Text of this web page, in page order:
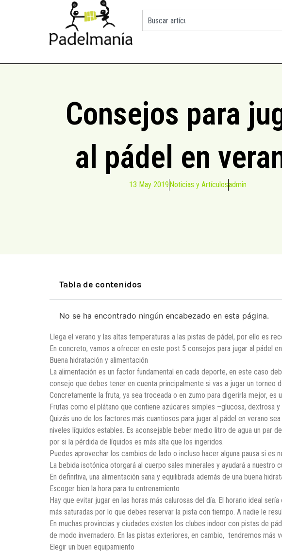
Consejos para
al pádel en
13 May 2019Noticias y Artículosadmin
Tabla de contenidos
No se ha encontrado ningún encabezado en esta página.
Llega el verano y las altas temperaturas a las pistas de pádel, por ello es
En concreto, vamos a ofrecer en este post 5 consejos para jugar al pádel
Buena hidratación y alimentación
La alimentación es un factor fundamental en cada deporte, en este caso
consejo que debes tener en cuenta principalmente si vas a jugar un torneo
Concretamente la fruta, ya sea troceada o en zumo para digerirla mejor, es
Frutas como el plátano que contiene azúcares simples –glucosa, dextrosa
Quizás uno de los factores más cuantiosos para jugar al pádel en verano
niveles líquidos estables. Es aconsejable beber medio litro de agua un par
por si la pérdida de líquidos es más alta que los ingeridos.
Puedes aprovechar los cambios de lado o incluso hacer alguna pausa si
La bebida isotónica otorgará al cuerpo sales minerales y ayudará a nuestro
En definitiva, una alimentación sana y equilibrada además de una buena
Escoger bien la hora para tu entrenamiento
Hay que evitar jugar en las horas más calurosas del día. El horario ideal
más saturadas por lo que debes reservar la pista con tiempo. A nadie le
En muchas provincias y ciudades existen los clubes indoor con pistas de
de modo invernadero. En las pistas exteriores, en cambio, tendremos más
Elegir un buen equipamiento